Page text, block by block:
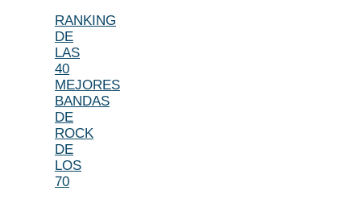
RANKING
DE
LAS
40
MEJORES
BANDAS
DE
ROCK
DE
LOS
70